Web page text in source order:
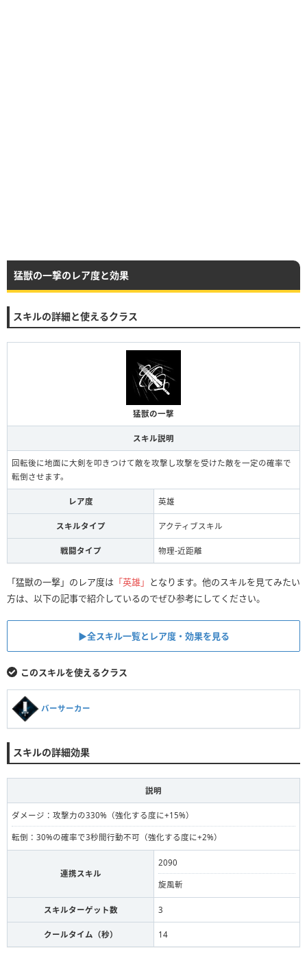
猛獣の一撃のレア度と効果
スキルの詳細と使えるクラス
猛獣の一撃
スキル説明
回転後に地面に大剣を叩きつけて敵を攻撃し攻撃を受けた敵を一定の確率で
転倒させます。
レア度 英雄
スキルタイプ アクティブスキル
戦闘タイプ 物理‐近距離
「猛獣の一撃」のレア度は 「英雄」 となります。他のスキルを見てみたい
方は、以下の記事で紹介しているのでぜひ参考にしてください。
▶全スキル一覧とレア度・効果を見る
このスキルを使えるクラス
バーサーカー
スキルの詳細効果
説明
ダメージ：攻撃力の330%（強化する度に+15%）
転倒：30%の確率で3秒間行動不可（強化する度に+2%）
連携スキル
2090
旋風斬
スキルターゲット数 3
クールタイム（秒） 14